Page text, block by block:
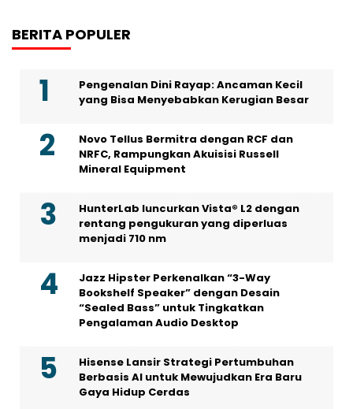
BERITA POPULER
Pengenalan Dini Rayap: Ancaman Kecil
yang Bisa Menyebabkan Kerugian Besar
Novo Tellus Bermitra dengan RCF dan
NRFC, Rampungkan Akuisisi Russell
Mineral Equipment
HunterLab luncurkan Vista® L2 dengan
rentang pengukuran yang diperluas
menjadi 710 nm
Jazz Hipster Perkenalkan “3-Way
Bookshelf Speaker” dengan Desain
“Sealed Bass” untuk Tingkatkan
Pengalaman Audio Desktop
Hisense Lansir Strategi Pertumbuhan
Berbasis AI untuk Mewujudkan Era Baru
Gaya Hidup Cerdas